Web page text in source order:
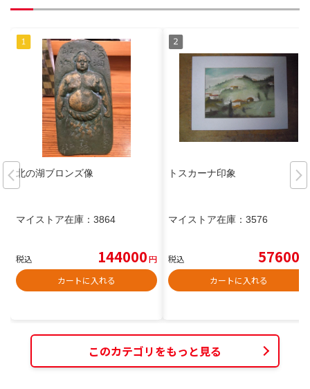
北の湖ブロンズ像
マイストア在庫： 3864
税込 144000円
カートに入れる
トスカーナ印象
マイストア在庫： 3576
税込 57600
カートに入れる
このカテゴリをもっと見る